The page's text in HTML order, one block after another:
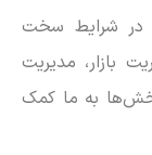
در شرایط سخت
بازار، مدیریت
به ما کمک